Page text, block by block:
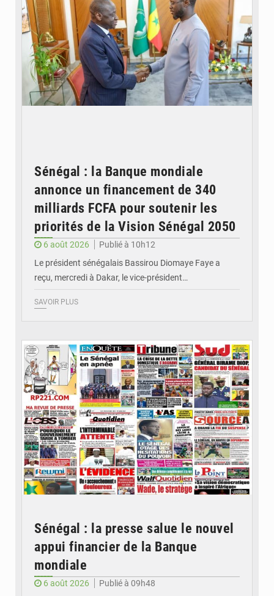
Sénégal : la Banque mondiale
annonce un financement de 340
milliards FCFA pour soutenir les
priorités de la Vision Sénégal 2050
6 août 2026
Publié à 10h12
Le président sénégalais Bassirou Diomaye Faye a
reçu, mercredi à Dakar, le vice-président…
SAVOIR PLUS
Sénégal : la presse salue le nouvel
appui financier de la Banque
mondiale
6 août 2026
Publié à 09h48